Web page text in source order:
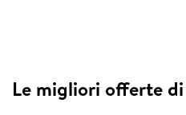
Le migliori offerte